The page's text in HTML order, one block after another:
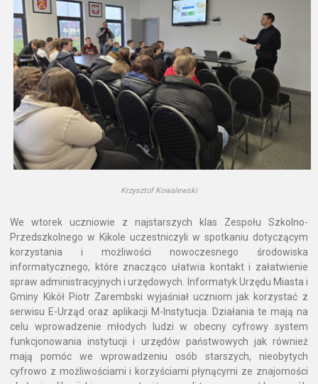
Krzysztof Kowalewski
We wtorek uczniowie z najstarszych klas Zespołu Szkolno-
Przedszkolnego w Kikole uczestniczyli w spotkaniu dotyczącym
korzystania i możliwości nowoczesnego środowiska
informatycznego, które znacząco ułatwia kontakt i załatwienie
spraw administracyjnych i urzędowych. Informatyk Urzędu Miasta i
Gminy Kikół Piotr Zarembski wyjaśniał uczniom jak korzystać z
serwisu E-Urząd oraz aplikacji M-Instytucja. Działania te mają na
celu wprowadzenie młodych ludzi w obecny cyfrowy system
funkcjonowania instytucji i urzędów państwowych jak również
mają pomóc we wprowadzeniu osób starszych, nieobytych
cyfrowo z możliwościami i korzyściami płynącymi ze znajomości